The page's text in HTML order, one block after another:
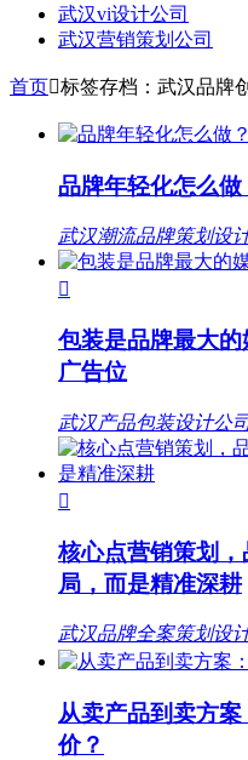
武汉vi设计公司
武汉营销策划公司
首页标签存档：武汉品牌
品牌年轻化怎么
武汉潮流品牌策划设

包装是品牌最大
广告位
武汉产品包装设计公

核心点营销策划
局，而是精准深耕
武汉品牌全案策划设
从卖产品到卖方
价？